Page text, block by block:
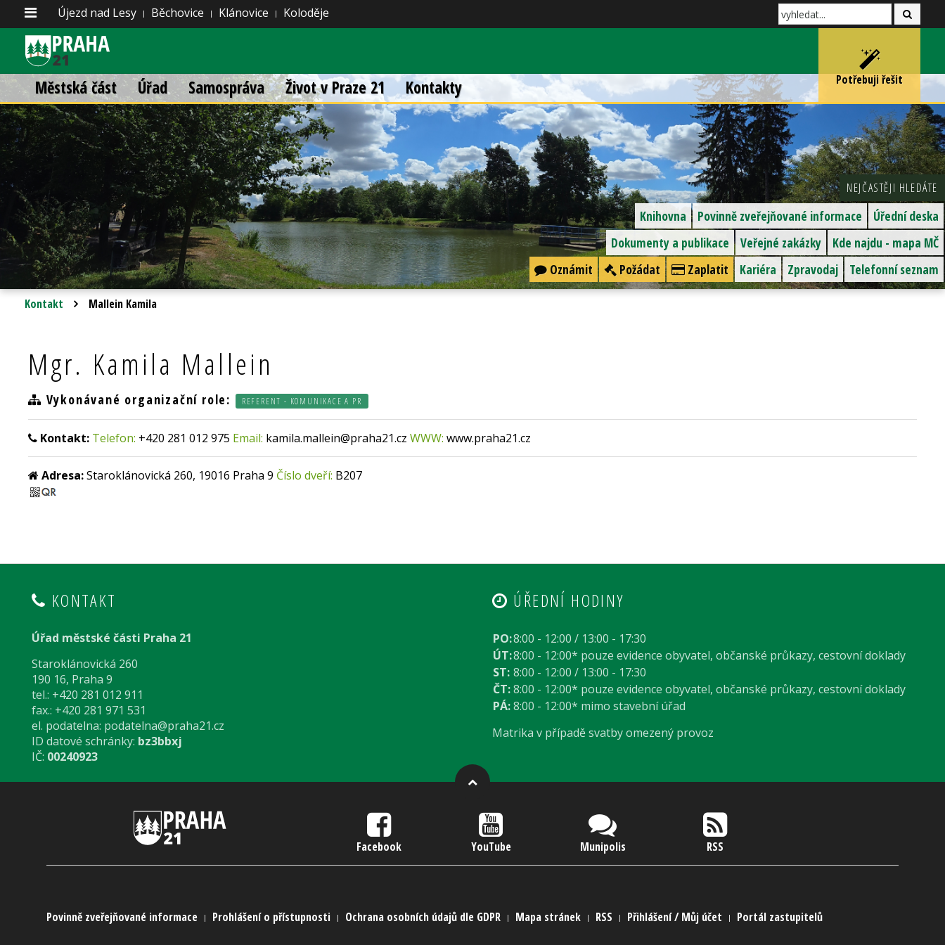
Újezd nad Lesy Běchovice Klánovice Koloděje
Potřebuji řešit
Městská část Úřad Samospráva Život v Praze 21 Kontakty
NEJČASTĚJI HLEDÁTE
Úřední deska
Povinně zveřejňované informace
Knihovna
Kde najdu - mapa MČ
Veřejné zakázky
Dokumenty a publikace
Telefonní seznam
Zpravodaj
Kariéra
Zaplatit
Požádat
Oznámit
Kontakt Mallein Kamila
Mgr. Kamila Mallein
Vykonávané organizační role: REFERENT - KOMUNIKACE A PR
Kontakt: Telefon: +420 281 012 975 Email: kamila.mallein@praha21.cz WWW: www.praha21.cz
Adresa:Staroklánovická 260, 19016 Praha 9 Číslo dveří: B207
KONTAKT
Úřad městské části Praha 21
Staroklánovická 260
190 16, Praha 9
tel.: +420 281 012 911
fax.: +420 281 971 531
el. podatelna: podatelna@praha21.cz
ID datové schránky: bz3bbxj
IČ: 00240923
ÚŘEDNÍ HODINY
PO:8:00 - 12:00 / 13:00 - 17:30
ÚT:8:00 - 12:00* pouze evidence obyvatel, občanské průkazy, cestovní doklady
ST: 8:00 - 12:00 / 13:00 - 17:30
ČT: 8:00 - 12:00* pouze evidence obyvatel, občanské průkazy, cestovní doklady
PÁ: 8:00 - 12:00* mimo stavební úřad
Matrika v případě svatby omezený provoz
Facebook YouTube Munipolis RSS
Povinně zveřejňované informace Prohlášení o přístupnosti Ochrana osobních údajů dle GDPR Mapa stránek RSS Přihlášení / Můj účet Portál zastupitelů